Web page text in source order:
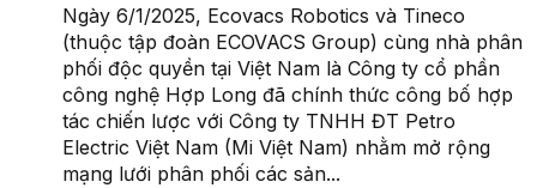
Ngày 6/1/2025, Ecovacs Robotics và Tineco
(thuộc tập đoàn ECOVACS Group) cùng nhà phân
phối độc quyền tại Việt Nam là Công ty cổ phần
công nghệ Hợp Long đã chính thức công bố hợp
tác chiến lược với Công ty TNHH ĐT Petro
Electric Việt Nam (Mi Việt Nam) nhằm mở rộng
mạng lưới phân phối các sản...